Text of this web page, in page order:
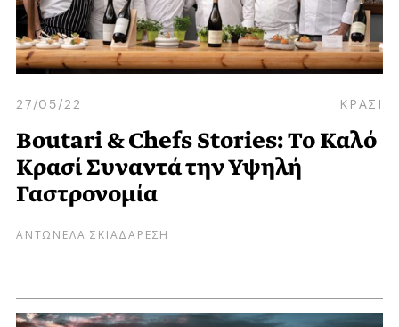
27/05/22 ΚΡΑΣΙ
Boutari & Chefs Stories: Το Καλό
Κρασί Συναντά την Υψηλή
Γαστρονομία
ΑΝΤΩΝΕΛΑ ΣΚΙΑΔΑΡΕΣΗ